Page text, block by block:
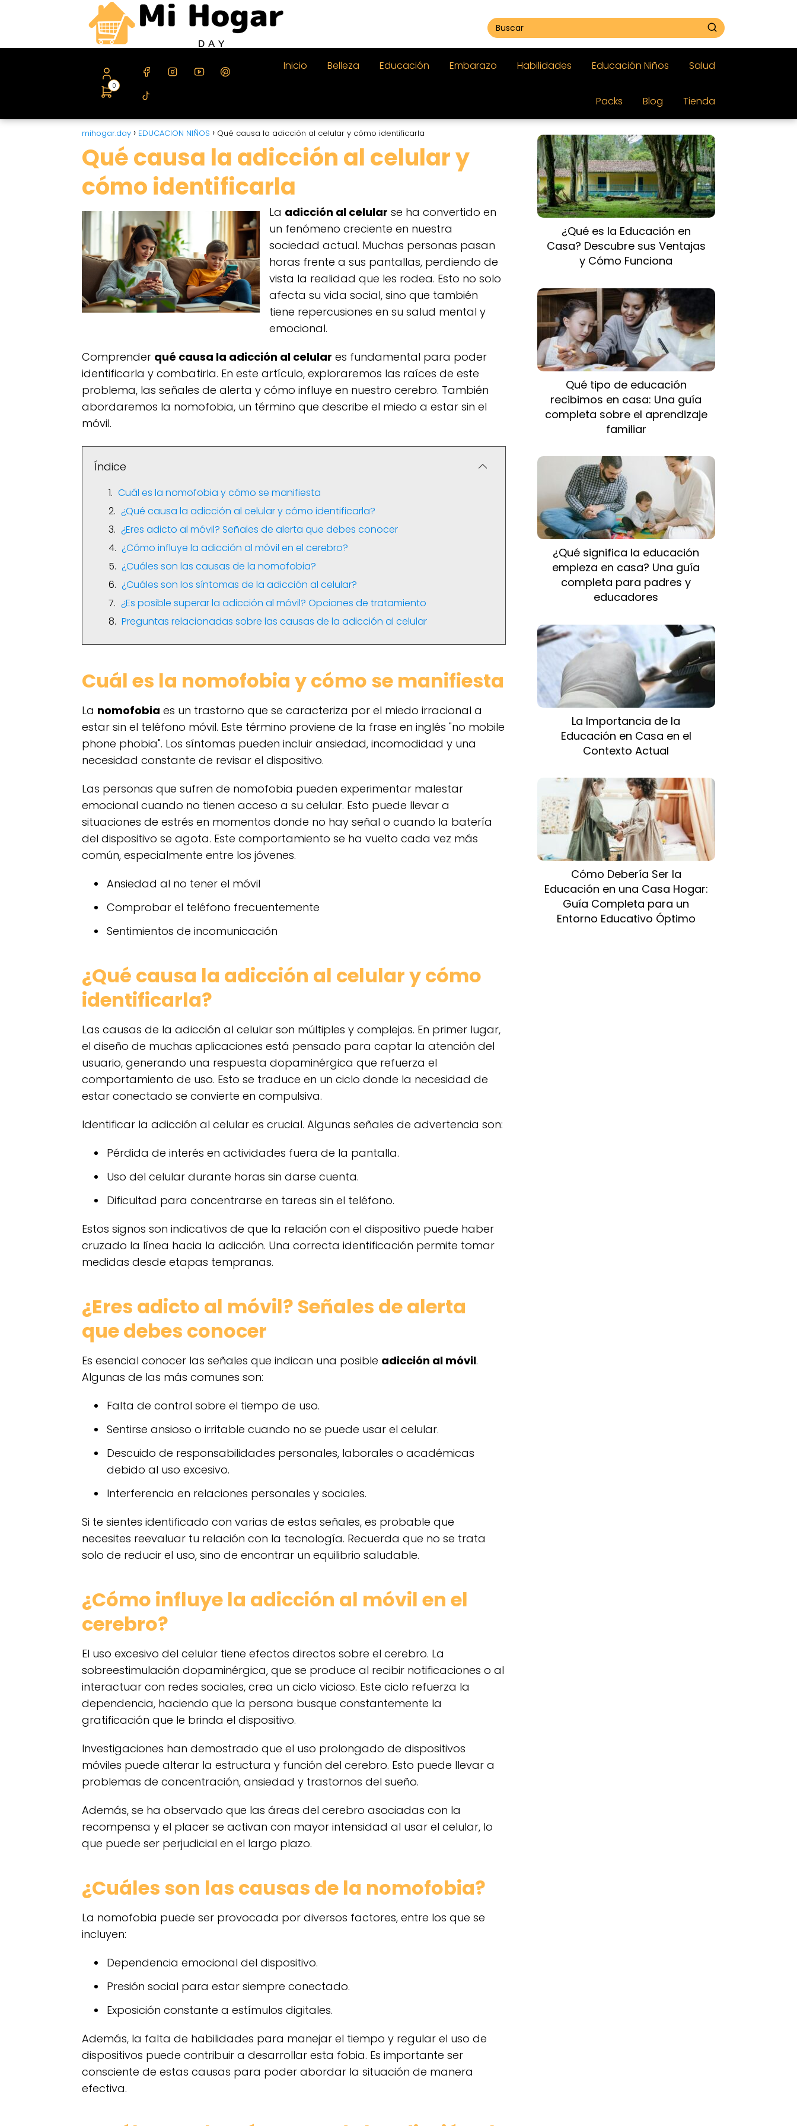
0
Inicio Belleza Educación Embarazo Habilidades Educación Niños Salud
Packs Blog Tienda
mihogar.day EDUCACION NIÑOS Qué causa la adicción al celular y cómo identificarla
Qué causa la adicción al celular y
cómo identificarla
La adicción al celular se ha convertido en
un fenómeno creciente en nuestra
sociedad actual. Muchas personas pasan
horas frente a sus pantallas, perdiendo de
vista la realidad que les rodea. Esto no solo
afecta su vida social, sino que también
tiene repercusiones en su salud mental y
emocional.
Comprender qué causa la adicción al celular es fundamental para poder
identificarla y combatirla. En este artículo, exploraremos las raíces de este
problema, las señales de alerta y cómo influye en nuestro cerebro. También
abordaremos la nomofobia, un término que describe el miedo a estar sin el
móvil.
Índice
Cuál es la nomofobia y cómo se manifiesta
¿Qué causa la adicción al celular y cómo identificarla?
¿Eres adicto al móvil? Señales de alerta que debes conocer
¿Cómo influye la adicción al móvil en el cerebro?
¿Cuáles son las causas de la nomofobia?
¿Cuáles son los síntomas de la adicción al celular?
¿Es posible superar la adicción al móvil? Opciones de tratamiento
Preguntas relacionadas sobre las causas de la adicción al celular
Cuál es la nomofobia y cómo se manifiesta
La nomofobia es un trastorno que se caracteriza por el miedo irracional a
estar sin el teléfono móvil. Este término proviene de la frase en inglés "no mobile
phone phobia". Los síntomas pueden incluir ansiedad, incomodidad y una
necesidad constante de revisar el dispositivo.
Las personas que sufren de nomofobia pueden experimentar malestar
emocional cuando no tienen acceso a su celular. Esto puede llevar a
situaciones de estrés en momentos donde no hay señal o cuando la batería
del dispositivo se agota. Este comportamiento se ha vuelto cada vez más
común, especialmente entre los jóvenes.
Ansiedad al no tener el móvil
Comprobar el teléfono frecuentemente
Sentimientos de incomunicación
¿Qué causa la adicción al celular y cómo
identificarla?
Las causas de la adicción al celular son múltiples y complejas. En primer lugar,
el diseño de muchas aplicaciones está pensado para captar la atención del
usuario, generando una respuesta dopaminérgica que refuerza el
comportamiento de uso. Esto se traduce en un ciclo donde la necesidad de
estar conectado se convierte en compulsiva.
Identificar la adicción al celular es crucial. Algunas señales de advertencia son:
Pérdida de interés en actividades fuera de la pantalla.
Uso del celular durante horas sin darse cuenta.
Dificultad para concentrarse en tareas sin el teléfono.
Estos signos son indicativos de que la relación con el dispositivo puede haber
cruzado la línea hacia la adicción. Una correcta identificación permite tomar
medidas desde etapas tempranas.
¿Eres adicto al móvil? Señales de alerta
que debes conocer
Es esencial conocer las señales que indican una posible adicción al móvil.
Algunas de las más comunes son:
Falta de control sobre el tiempo de uso.
Sentirse ansioso o irritable cuando no se puede usar el celular.
Descuido de responsabilidades personales, laborales o académicas
debido al uso excesivo.
Interferencia en relaciones personales y sociales.
Si te sientes identificado con varias de estas señales, es probable que
necesites reevaluar tu relación con la tecnología. Recuerda que no se trata
solo de reducir el uso, sino de encontrar un equilibrio saludable.
¿Cómo influye la adicción al móvil en el
cerebro?
El uso excesivo del celular tiene efectos directos sobre el cerebro. La
sobreestimulación dopaminérgica, que se produce al recibir notificaciones o al
interactuar con redes sociales, crea un ciclo vicioso. Este ciclo refuerza la
dependencia, haciendo que la persona busque constantemente la
gratificación que le brinda el dispositivo.
Investigaciones han demostrado que el uso prolongado de dispositivos
móviles puede alterar la estructura y función del cerebro. Esto puede llevar a
problemas de concentración, ansiedad y trastornos del sueño.
Además, se ha observado que las áreas del cerebro asociadas con la
recompensa y el placer se activan con mayor intensidad al usar el celular, lo
que puede ser perjudicial en el largo plazo.
¿Cuáles son las causas de la nomofobia?
La nomofobia puede ser provocada por diversos factores, entre los que se
incluyen:
Dependencia emocional del dispositivo.
Presión social para estar siempre conectado.
Exposición constante a estímulos digitales.
Además, la falta de habilidades para manejar el tiempo y regular el uso de
dispositivos puede contribuir a desarrollar esta fobia. Es importante ser
consciente de estas causas para poder abordar la situación de manera
efectiva.
¿Qué es la Educación en
Casa? Descubre sus Ventajas
y Cómo Funciona
Qué tipo de educación
recibimos en casa: Una guía
completa sobre el aprendizaje
familiar
¿Qué significa la educación
empieza en casa? Una guía
completa para padres y
educadores
La Importancia de la
Educación en Casa en el
Contexto Actual
Cómo Debería Ser la
Educación en una Casa Hogar:
Guía Completa para un
Entorno Educativo Óptimo